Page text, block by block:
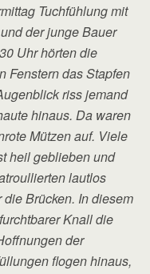
Tuchfühlung mit
der junge Bauer
Uhr hörten die
Fenstern das Stapfen
riss jemand
hinaus. Da waren
Mützen auf. Viele
heil geblieben und
lautlos
Brücken. In diesem
Knall die
der
flogen hinaus,